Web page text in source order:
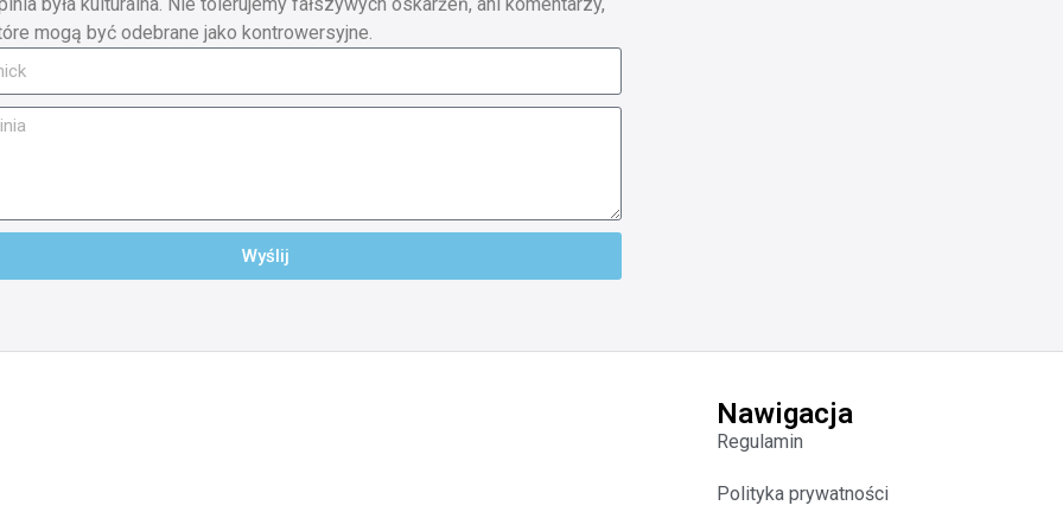
była kulturalna. Nie tolerujemy fałszywych oskarżeń, ani komentarzy,
mogą być odebrane jako kontrowersyjne.
Wyślij
Nawigacja
Regulamin
Polityka prywatności